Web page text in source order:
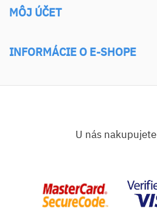
MÔJ ÚČET
INFORMÁCIE O E-SHOPE
U nás nakupujete